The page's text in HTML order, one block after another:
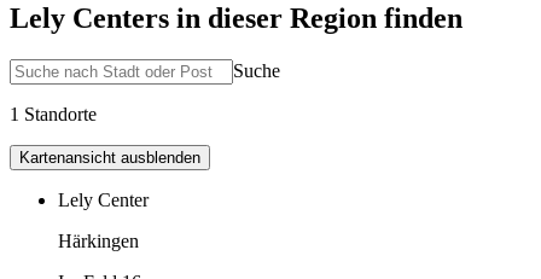
Lely Centers in dieser Region finden
Suche
1 Standorte
Kartenansicht ausblenden
Lely Center
Härkingen